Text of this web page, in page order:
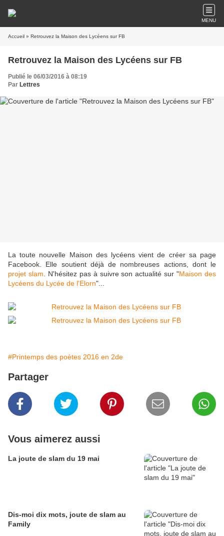
MENU
Accueil » Retrouvez la Maison des Lycéens sur FB
Retrouvez la Maison des Lycéens sur FB
Publié le 06/03/2016 à 08:19
Par Lettres
La toute nouvelle Maison des lycéens vient de créer sa page
Facebook. Elle soutient déjà de nombreuses actions, dont le
projet slam . N'hésitez pas à suivre son actualité sur "Maison des
Lycéens du Lycée de l'Elorn"...
#Printemps des poètes 2016 en 2de
Partager
Vous aimerez aussi
La joute de slam du 19 mai
Dis-moi dix mots, joute de slam au
Family